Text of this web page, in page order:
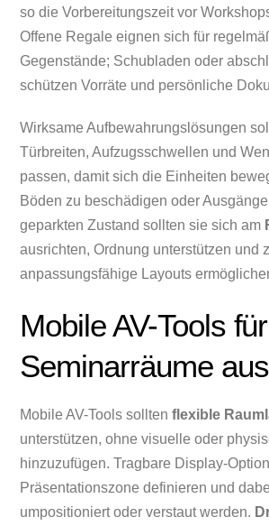
so die Vorbereitungszeit vor
Offene Regale eignen sich für
Gegenstände; Schubladen oder
schützen Vorräte und persönliche
Wirksame Aufbewahrungslösungen
Türbreiten, Aufzugsschwellen und
passen, damit sich die Einheiten
Böden zu beschädigen oder
geparkten Zustand sollten sie sich am
ausrichten, Ordnung unterstützen und
anpassungsfähige Layouts
Mobile AV-Tools für
Seminarräume
Mobile AV-Tools solltenflexible
unterstützen, ohne visuelle oder
hinzuzufügen. Tragbare Display-
Präsentationszone definieren und
umpositioniert oder verstaut werden.